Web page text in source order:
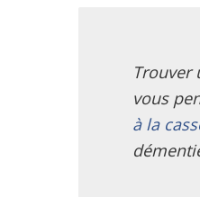
Trouver
vous
à la